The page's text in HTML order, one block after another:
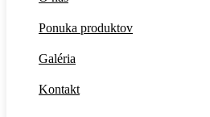
Ponuka produktov
Galéria
Kontakt